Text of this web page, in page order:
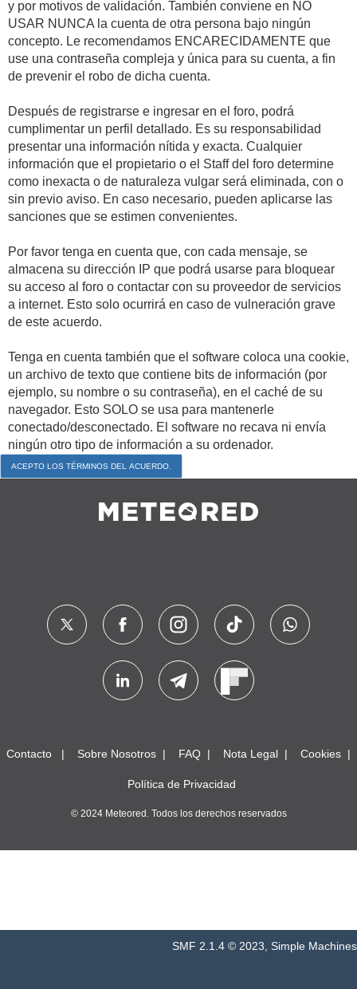
y por motivos de validación. También conviene en NO
USAR NUNCA la cuenta de otra persona bajo ningún
concepto. Le recomendamos ENCARECIDAMENTE que
use una contraseña compleja y única para su cuenta, a fin
de prevenir el robo de dicha cuenta.
Después de registrarse e ingresar en el foro, podrá
cumplimentar un perfil detallado. Es su responsabilidad
presentar una información nítida y exacta. Cualquier
información que el propietario o el Staff del foro determine
como inexacta o de naturaleza vulgar será eliminada, con o
sin previo aviso. En caso necesario, pueden aplicarse las
sanciones que se estimen convenientes.
Por favor tenga en cuenta que, con cada mensaje, se
almacena su dirección IP que podrá usarse para bloquear
su acceso al foro o contactar con su proveedor de servicios
a internet. Esto solo ocurrirá en caso de vulneración grave
de este acuerdo.
Tenga en cuenta también que el software coloca una cookie,
un archivo de texto que contiene bits de información (por
ejemplo, su nombre o su contraseña), en el caché de su
navegador. Esto SOLO se usa para mantenerle
conectado/desconectado. El software no recava ni envía
ningún otro tipo de información a su ordenador.
Contacto Sobre Nosotros FAQ Nota Legal Cookies
Política de Privacidad
© 2024 Meteored. Todos los derechos reservados
SMF 2.1.4 © 2023 Simple Machines